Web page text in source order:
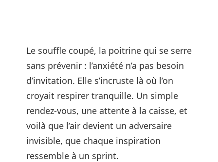
Le souffle coupé, la poitrine qui se serre
sans prévenir : l’anxiété n’a pas besoin
d’invitation. Elle s’incruste là où l’on
croyait respirer tranquille. Un simple
rendez-vous, une attente à la caisse, et
voilà que l’air devient un adversaire
invisible, que chaque inspiration
ressemble à un sprint.